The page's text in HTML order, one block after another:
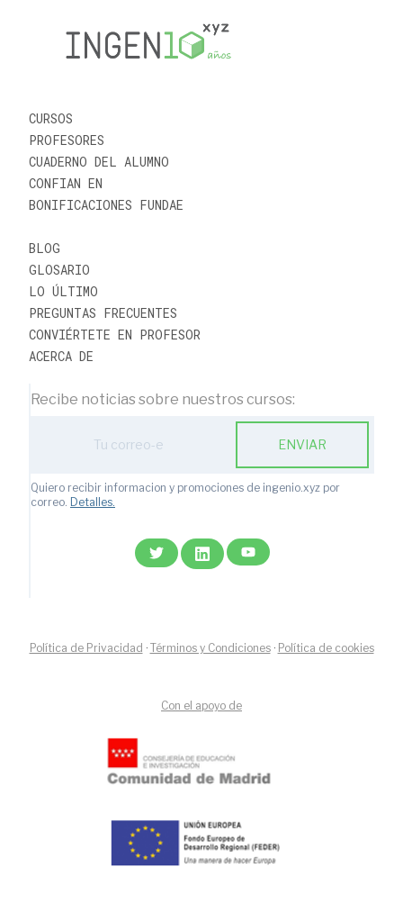
CURSOS
PROFESORES
CUADERNO DEL ALUMNO
CONFIAN EN
BONIFICACIONES FUNDAE
BLOG
GLOSARIO
LO ÚLTIMO
PREGUNTAS FRECUENTES
CONVIÉRTETE EN PROFESOR
ACERCA DE
Recibe noticias sobre nuestros cursos:
ENVIAR
Quiero recibir informacion y promociones de ingenio.xyz por
correo. Detalles.
Política de Privacidad · Términos y Condiciones· Política de cookies
Con el apoyo de